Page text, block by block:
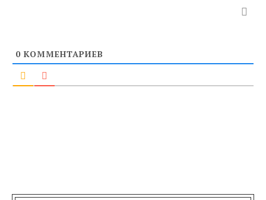
0 КОММЕНТАРИЕВ